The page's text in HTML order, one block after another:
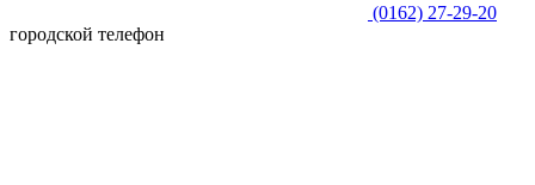
(0162) 27-29-20
городской телефон